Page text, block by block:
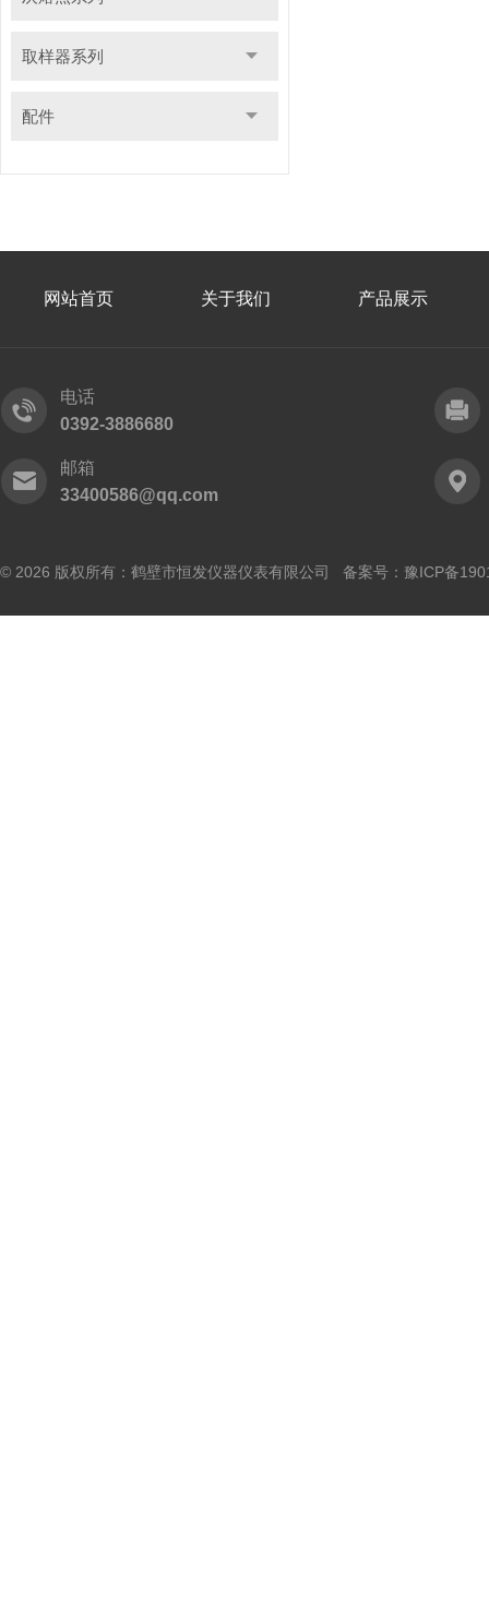
取样器系列
配件
网站首页 关于我们 产品展示
电话
0392-3886680
邮箱
33400586@qq.com
© 2026 版权所有：鹤壁市恒发仪器仪表有限公司 备案号： 豫ICP备